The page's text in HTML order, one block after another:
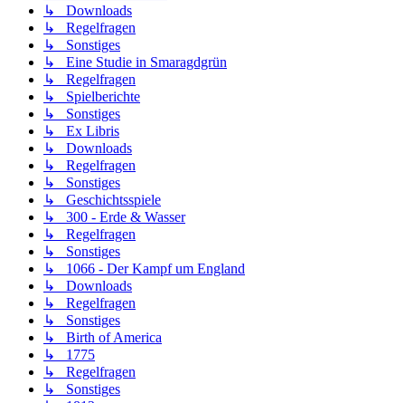
↳ Downloads
↳ Regelfragen
↳ Sonstiges
↳ Eine Studie in Smaragdgrün
↳ Regelfragen
↳ Spielberichte
↳ Sonstiges
↳ Ex Libris
↳ Downloads
↳ Regelfragen
↳ Sonstiges
↳ Geschichtsspiele
↳ 300 - Erde & Wasser
↳ Regelfragen
↳ Sonstiges
↳ 1066 - Der Kampf um England
↳ Downloads
↳ Regelfragen
↳ Sonstiges
↳ Birth of America
↳ 1775
↳ Regelfragen
↳ Sonstiges